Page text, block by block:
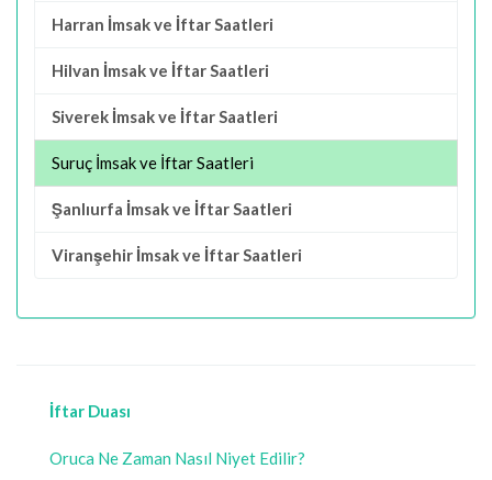
Harran İmsak ve İftar Saatleri
Hilvan İmsak ve İftar Saatleri
Siverek İmsak ve İftar Saatleri
Suruç İmsak ve İftar Saatleri
Şanlıurfa İmsak ve İftar Saatleri
Viranşehir İmsak ve İftar Saatleri
İftar Duası
Oruca Ne Zaman Nasıl Niyet Edilir?